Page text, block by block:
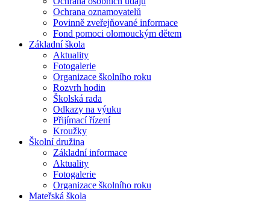
Ochrana oznamovatelů
Povinně zveřejňované informace
Fond pomoci olomouckým dětem
Základní škola
Aktuality
Fotogalerie
Organizace školního roku
Rozvrh hodin
Školská rada
Odkazy na výuku
Přijímací řízení
Kroužky
Školní družina
Základní informace
Aktuality
Fotogalerie
Organizace školního roku
Mateřská škola